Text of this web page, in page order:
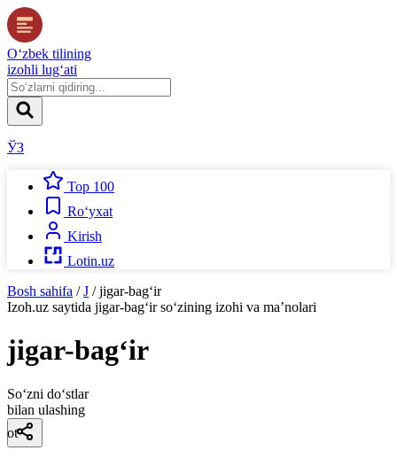
O‘zbek tilining
izohli lug‘ati
ЎЗ
Top 100
Ro‘yxat
Kirish
Lotin.uz
Bosh sahifa / J / jigar-bag‘ir
Izoh.uz saytida jigar-bag‘irso‘zining izohi va ma’nolari
jigar-bag‘ir
So‘zni do‘stlar
bilan ulashing
ot